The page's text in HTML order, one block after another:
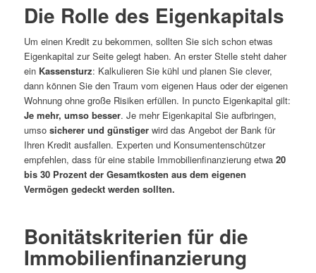
Die Rolle des Eigenkapitals
Um einen Kredit zu bekommen, sollten Sie sich schon etwas
Eigenkapital zur Seite gelegt haben. An erster Stelle steht daher
ein Kassensturz: Kalkulieren Sie kühl und planen Sie clever,
dann können Sie den Traum vom eigenen Haus oder der eigenen
Wohnung ohne große Risiken erfüllen. In puncto Eigenkapital gilt:
Je mehr, umso besser. Je mehr Eigenkapital Sie aufbringen,
umso sicherer und günstigerwird das Angebot der Bank für
Ihren Kredit ausfallen. Experten und Konsumentenschützer
empfehlen, dass für eine stabile Immobilienfinanzierung etwa 20
bis 30 Prozent der Gesamtkosten aus dem eigenen
Vermögen gedeckt werden sollten.
Bonitätskriterien für die
Immobilienfinanzierung